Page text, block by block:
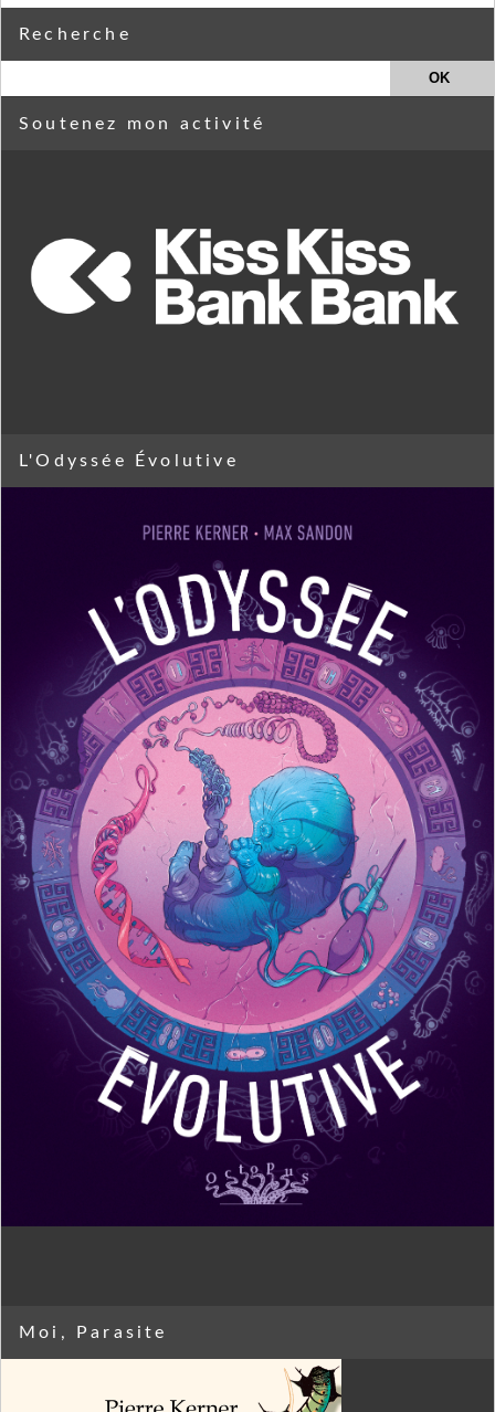
Recherche
Soutenez mon activité
L'Odyssée Évolutive
Moi, Parasite